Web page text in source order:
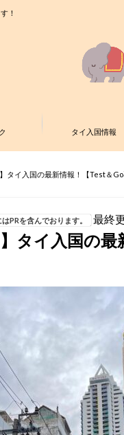
！
タイ入国情報
タイ入国の最新情報！【Test＆Go
PRを含んでおります。 最終
タイ入国の